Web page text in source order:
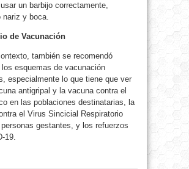
un barbijo correctamente,
nariz y boca.
de Vacunación
también se recomendó
los esquemas de vacunación
especialmente lo que tiene que ver
antigripal y la vacuna contra el
en las poblaciones destinatarias, la
el Virus Sincicial Respiratorio
gestantes, y los refuerzos
19.